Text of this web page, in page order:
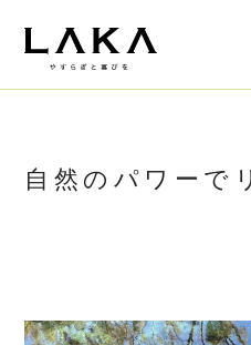
自然のパワーで